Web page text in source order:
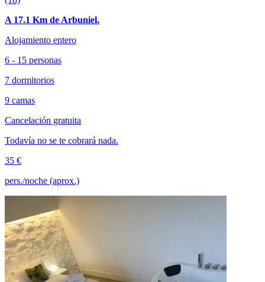
A 17.1 Km de Arbuniel.
Alojamiento entero
6 - 15 personas
7 dormitorios
9 camas
Cancelación gratuita
Todavía no se te cobrará nada.
35 €
pers./noche (aprox.)